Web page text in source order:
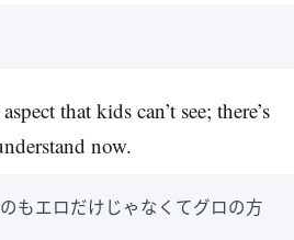
that kids can’t see; there’s
now.
もエロだけじゃなくてグロの方